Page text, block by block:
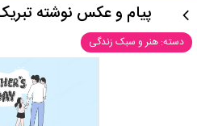
پیام و عکس نوشته
دسته: هنر و سبک زندگی